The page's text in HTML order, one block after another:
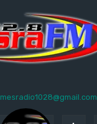
mesradio1028@gmail.com